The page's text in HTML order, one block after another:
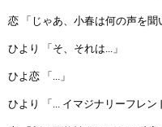
恋 「じゃあ、小春は何の声を聞
ひより 「そ、それは...」
ひよ恋 「...」
ひより 「... イマジナリーフレン